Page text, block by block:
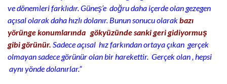
ve dönemleri farklıdır. Güneş’e doğru daha içerde olan gezegen
açısal olarak daha hızlı dolanır. Bunun sonucu olarakbazı
yörünge konumlarında gökyüzünde sanki geri gidiyormuş
gibi görünür. Sadece açısal hız farkından ortaya çıkan gerçek
olmayan sadece görünür olan bir harekettir. Gerçek olan , hepsi
aynı yönde dolanırlar.”